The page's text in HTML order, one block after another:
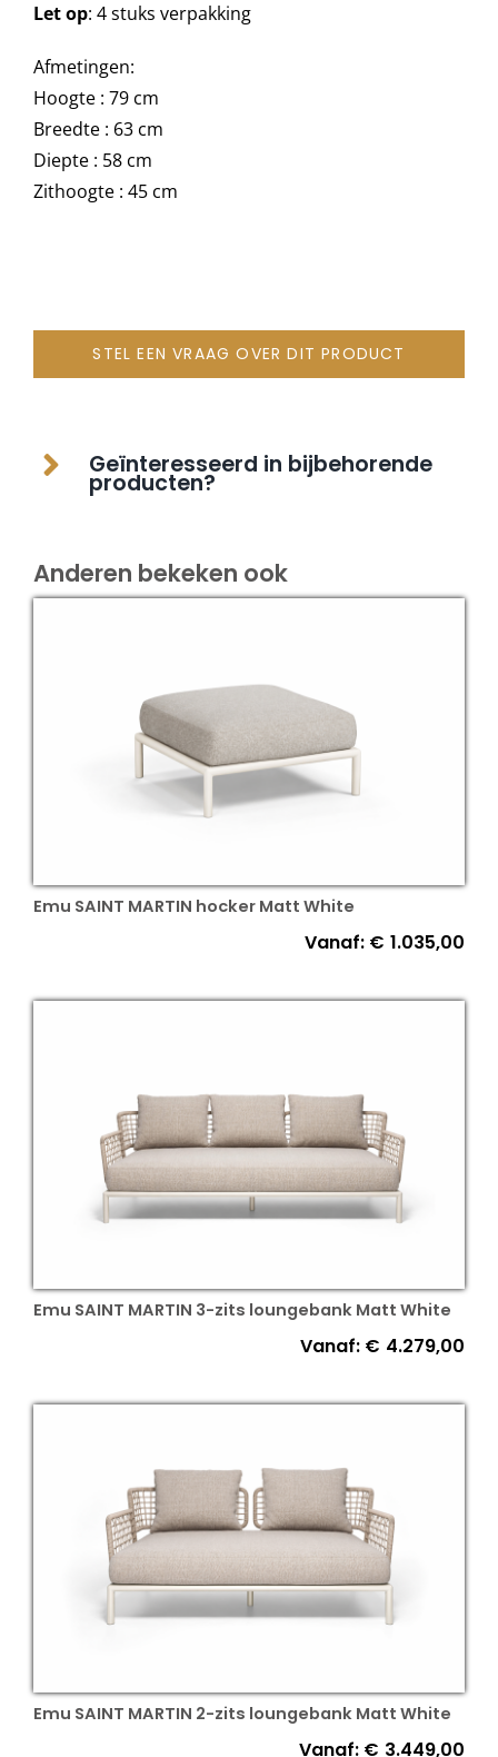
Let op: 4 stuks verpakking
Afmetingen:
Hoogte : 79 cm
Breedte : 63 cm
Diepte : 58 cm
Zithoogte : 45 cm
STEL EEN VRAAG OVER DIT PRODUCT
Geïnteresseerd in bijbehorende
producten?
Anderen bekeken ook
Emu SAINT MARTIN hocker Matt White
Vanaf: € 1.035,00
Emu SAINT MARTIN 3-zits loungebank Matt White
Vanaf: € 4.279,00
Emu SAINT MARTIN 2-zits loungebank Matt White
Vanaf: € 3.449,00